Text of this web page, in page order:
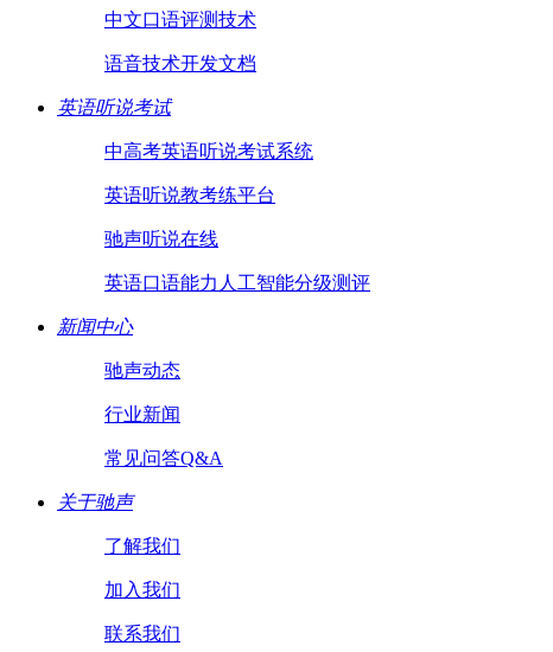
中文口语评测技术
语音技术开发文档
英语听说考试
中高考英语听说考试系统
英语听说教考练平台
驰声听说在线
英语口语能力人工智能分级测评
新闻中心
驰声动态
行业新闻
常见问答Q&A
关于驰声
了解我们
加入我们
联系我们